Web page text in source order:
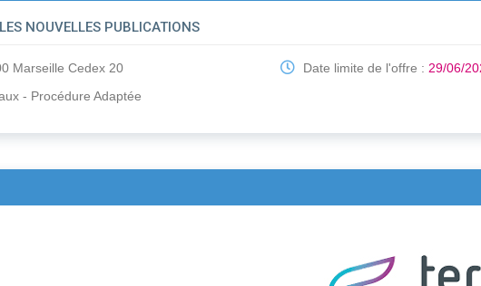
NOUVELLES PUBLICATIONS
Marseille Cedex 20
- Procédure Adaptée
Date limite de l'offre : 29/06/